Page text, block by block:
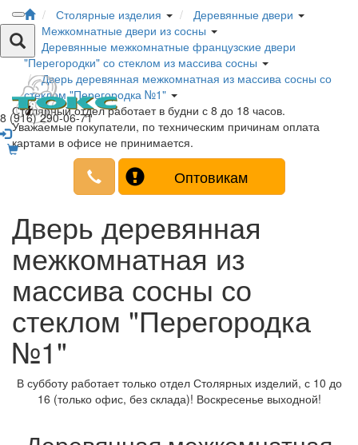
8 (916) 290-06-71
Столярные изделия
Деревянные двери
Межкомнатные двери из сосны
Деревянные межкомнатные французские двери
"Перегородки" со стеклом из массива сосны
Дверь деревянная межкомнатная из массива сосны со
стеклом "Перегородка №1"
Столярный отдел работает в будни с 8 до 18 часов.
Уважаемые покупатели, по техническим причинам оплата
картами в офисе не принимается.
Оптовикам
Дверь деревянная
межкомнатная из
массива сосны со
стеклом "Перегородка
№1"
В субботу работает только отдел Столярных изделий, с 10 до
16 (только офис, без склада)! Воскресенье выходной!